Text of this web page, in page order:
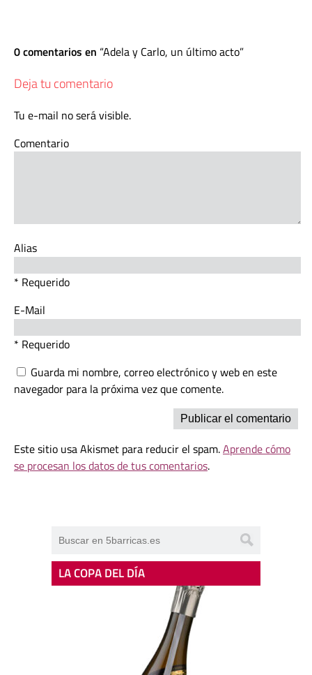
0 comentarios en Adela y Carlo, un último acto
Deja tu comentario
Tu e-mail no será visible.
Comentario
Alias
* Requerido
E-Mail
* Requerido
Guarda mi nombre, correo electrónico y web en este
navegador para la próxima vez que comente.
Este sitio usa Akismet para reducir el spam.Aprende cómo
se procesan los datos de tus comentarios.
LA COPA DEL DÍA